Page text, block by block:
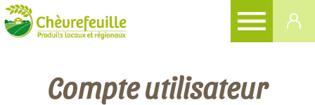
Compte utilisateur